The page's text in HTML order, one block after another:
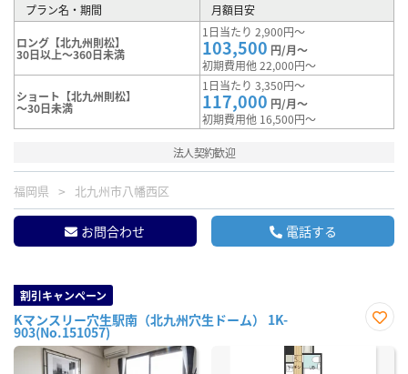
プラン名・期間 月額目安
ロング【北九州則松】
30日以上～360日未満
1日当たり 2,900円～
103,500 円/月～
初期費用他 22,000円～
ショート【北九州則松】
～30日未満
1日当たり 3,350円～
117,000 円/月～
初期費用他 16,500円～
法人契約歓迎
福岡県 北九州市八幡西区
お問合わせ 電話する
割引キャンペーン
Kマンスリー穴生駅南（北九州穴生ドーム） 1K-
903(No.151057)
に入